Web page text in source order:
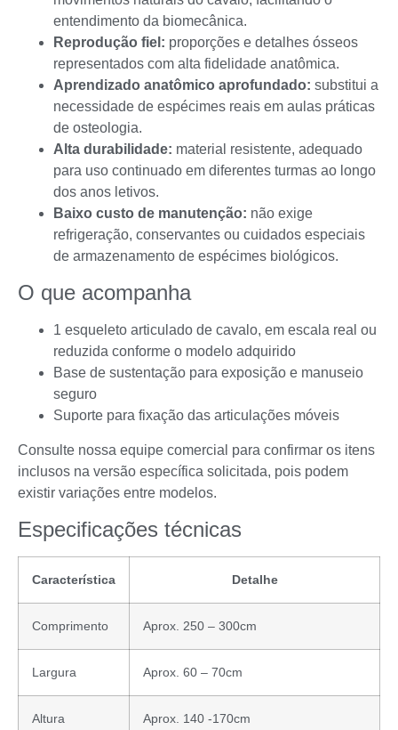
entendimento da biomecânica.
Reprodução fiel: proporções e detalhes ósseos
representados com alta fidelidade anatômica.
Aprendizado anatômico aprofundado: substitui a
necessidade de espécimes reais em aulas práticas
de osteologia.
Alta durabilidade: material resistente, adequado
para uso continuado em diferentes turmas ao longo
dos anos letivos.
Baixo custo de manutenção: não exige
refrigeração, conservantes ou cuidados especiais
de armazenamento de espécimes biológicos.
O que acompanha
1 esqueleto articulado de cavalo, em escala real ou
reduzida conforme o modelo adquirido
Base de sustentação para exposição e manuseio
seguro
Suporte para fixação das articulações móveis
Consulte nossa equipe comercial para confirmar os itens
inclusos na versão específica solicitada, pois podem
existir variações entre modelos.
Especificações técnicas
Característica Detalhe
Comprimento Aprox. 250 – 300cm
Largura Aprox. 60 – 70cm
Altura Aprox. 140 -170cm